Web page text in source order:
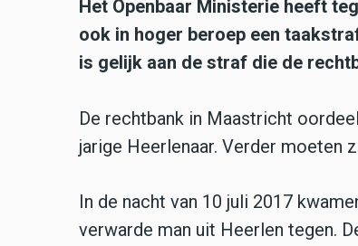
Het Openbaar Ministerie heeft
ook in hoger beroep een
is gelijk aan de straf die de
De rechtbank in Maastricht
jarige Heerlenaar. Verder moeten
In de nacht van 10 juli 2017
verwarde man uit Heerlen tegen.